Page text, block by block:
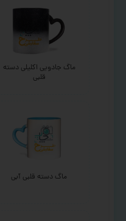
ماگ جادویی اکلیلی دسته
قلبی
ماگ دسته قلبی آبی